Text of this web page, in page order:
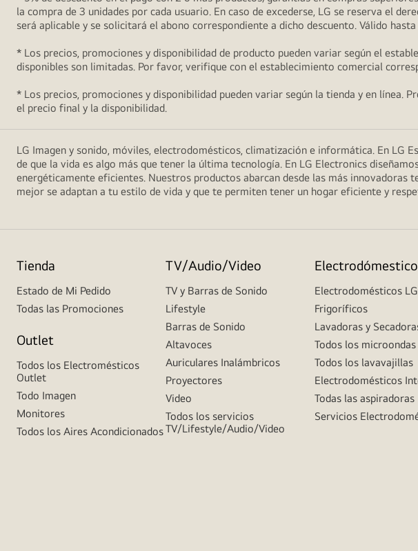
la compra de 3 unidades por cada usuario. En caso de excederse, LG se reserva el
será aplicable y se solicitará el abono correspondiente a dicho descuento. Válido
* Los precios, promociones y disponibilidad de producto pueden variar según el
disponibles son limitadas. Por favor, verifique con el establecimiento comercial
* Los precios, promociones y disponibilidad pueden variar según la tienda y en línea.
el precio final y la disponibilidad.
LG Imagen y sonido, móviles, electrodomésticos, climatización e informática. En LG
de que la vida es algo más que tener la última tecnología. En LG Electronics
energéticamente eficientes. Nuestros productos abarcan desde las más
mejor se adaptan a tu estilo de vida y que te permiten tener un hogar eficiente y
Tienda
Estado de Mi Pedido
Todas las Promociones
Outlet
Todos los Electromésticos
Outlet
Todo Imagen
Monitores
Todos los Aires Acondicionados
TV/Audio/Video
TV y Barras de Sonido
Lifestyle
Barras de Sonido
Altavoces
Auriculares Inalámbricos
Proyectores
Video
Todos los servicios
TV/Lifestyle/Audio/Video
Electrodomésticos LG
Frigoríficos
Lavadoras y
Todos los microondas
Todos los lavavajillas
Electrodomésticos
Todas las aspiradoras
Servicios